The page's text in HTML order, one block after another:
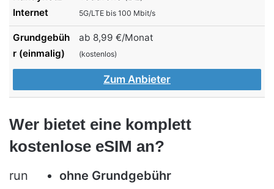
5G/LTE bis 100 Mbit/s
ab 8,99 €/Monat
(kostenlos)
Zum Anbieter
Wer bietet eine komplett
kostenlose eSIM an?
ohne Grundgebühr
run